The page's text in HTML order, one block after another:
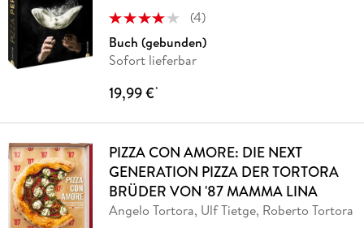
(4)
Buch (gebunden)
Sofort lieferbar
19,99 €*
PIZZA CON AMORE: DIE NEXT
GENERATION PIZZA DER TORTORA
BRÜDER VON '87 MAMMA LINA
Angelo Tortora, Ulf Tietge, Roberto Tortora